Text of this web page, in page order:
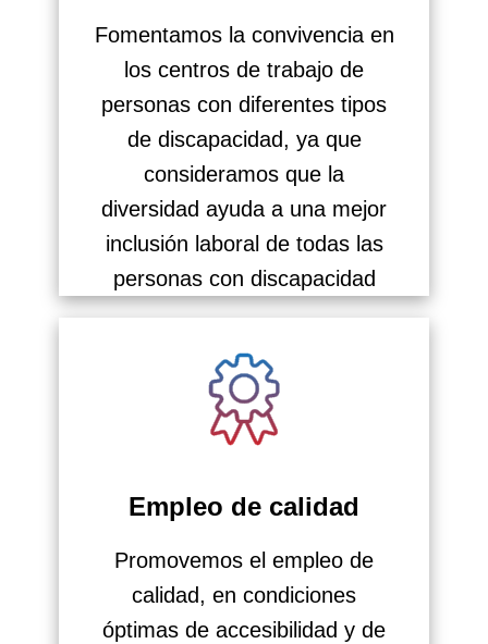
Fomentamos la convivencia en
los centros de trabajo de
personas con diferentes tipos
de discapacidad, ya que
consideramos que la
diversidad ayuda a una mejor
inclusión laboral de todas las
personas con discapacidad
Empleo de calidad
Promovemos el empleo de
calidad, en condiciones
óptimas de accesibilidad y de